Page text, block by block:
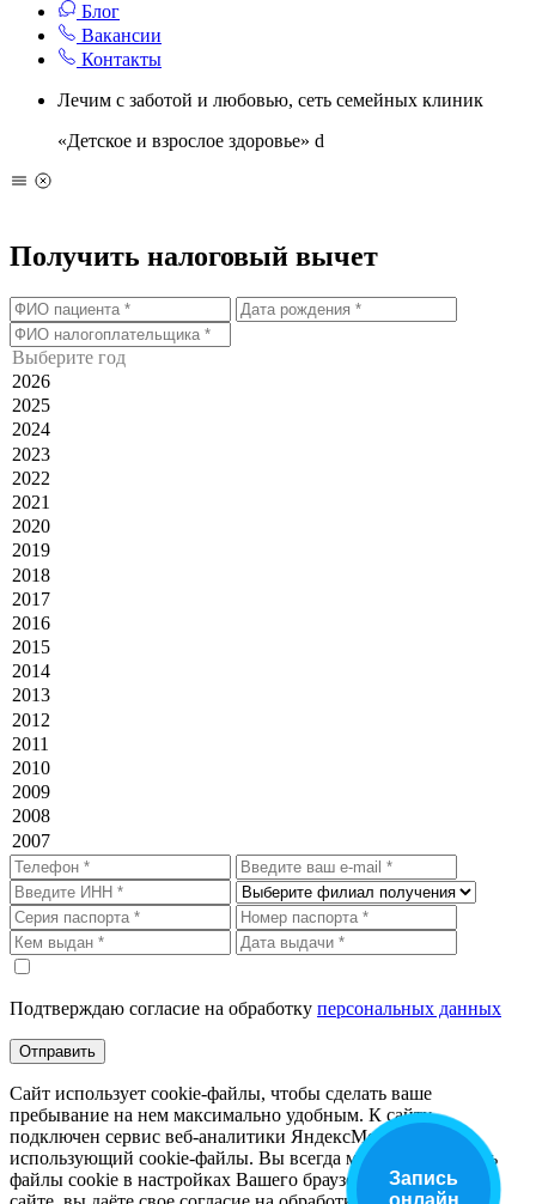
Запись
онлайн
Блог
Вакансии
Контакты
Лечим с заботой и любовью, сеть семейных клиник
«Детское и взрослое здоровье» d
Получить налоговый вычет
Подтверждаю согласие на обработку персональных данных
Отправить
Сайт использует cookie-файлы, чтобы сделать ваше
пребывание на нем максимально удобным. К cайту
подключен сервис веб-аналитики ЯндексМетрика,
использующий cookie-файлы. Вы всегда можете отключить
файлы cookie в настройках Вашего браузера. Оставаясь на